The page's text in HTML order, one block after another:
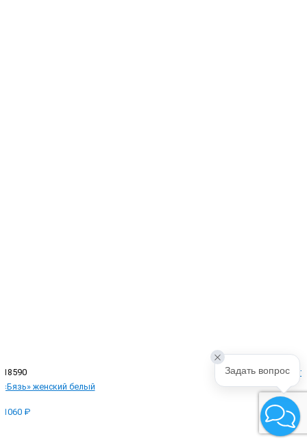
18590 На складе Халат
«Бязь» женский белый
1060 ₽
Задать вопрос